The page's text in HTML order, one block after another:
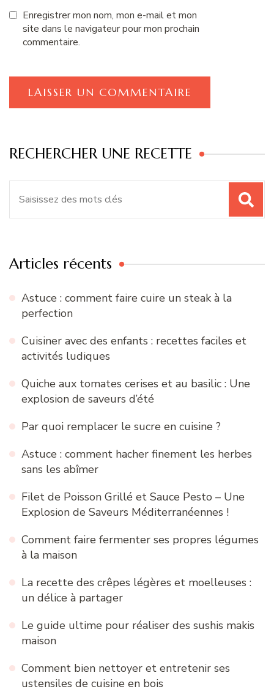
Enregistrer mon nom, mon e-mail et mon
site dans le navigateur pour mon prochain
commentaire.
RECHERCHER UNE RECETTE
Articles récents
Astuce : comment faire cuire un steak à la
perfection
Cuisiner avec des enfants : recettes faciles et
activités ludiques
Quiche aux tomates cerises et au basilic : Une
explosion de saveurs d’été
Par quoi remplacer le sucre en cuisine ?
Astuce : comment hacher finement les herbes
sans les abîmer
Filet de Poisson Grillé et Sauce Pesto – Une
Explosion de Saveurs Méditerranéennes !
Comment faire fermenter ses propres légumes
à la maison
La recette des crêpes légères et moelleuses :
un délice à partager
Le guide ultime pour réaliser des sushis makis
maison
Comment bien nettoyer et entretenir ses
ustensiles de cuisine en bois